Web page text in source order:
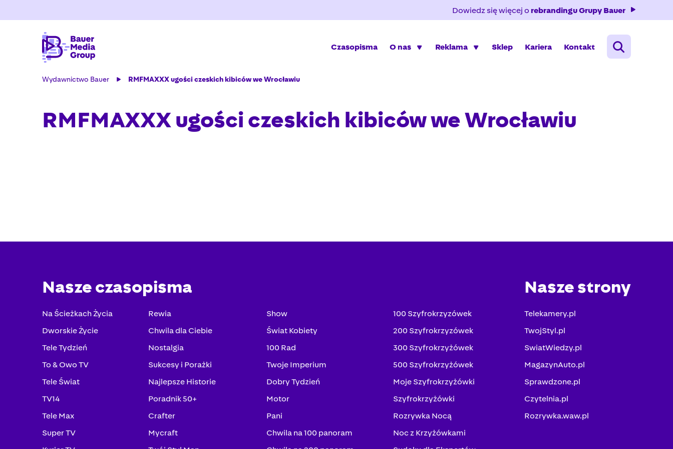
Dowiedz się więcej o rebrandingu Grupy Bauer
Czasopisma O nas Reklama Sklep Kariera Kontakt
Wydawnictwo Bauer RMFMAXXX ugości czeskich kibiców we Wrocławiu
RMFMAXXX ugości czeskich kibiców we Wrocławiu
Nasze czasopisma
Na Ścieżkach Życia
Dworskie Życie
Tele Tydzień
To & Owo TV
Tele Świat
TV14
Tele Max
Super TV
Rewia
Chwila dla Ciebie
Nostalgia
Sukcesy i Porażki
Najlepsze Historie
Poradnik 50+
Crafter
Mycraft
Show
Świat Kobiety
100 Rad
Twoje Imperium
Dobry Tydzień
Motor
Pani
Chwila na 100 panoram
100 Szyfrokrzyzówek
200 Szyfrokrzyzówek
300 Szyfrokrzyżówek
500 Szyfrokrzyżówek
Moje Szyfrokrzyżówki
Szyfrokrzyżówki
Rozrywka Nocą
Noc z Krzyżówkami
Nasze strony
Telekamery.pl
TwojStyl.pl
SwiatWiedzy.pl
MagazynAuto.pl
Sprawdzone.pl
Czytelnia.pl
Rozrywka.waw.pl